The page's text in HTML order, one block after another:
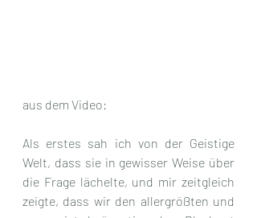
aus dem Video:
Als erstes sah ich von der Geistige
Welt, dass sie in gewisser Weise über
die Frage lächelte, und mir zeitgleich
zeigte, dass wir den allergrößten und